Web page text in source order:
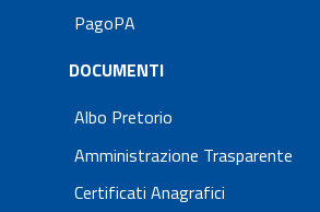
PagoPA
DOCUMENTI
Albo Pretorio
Amministrazione Trasparente
Certificati Anagrafici